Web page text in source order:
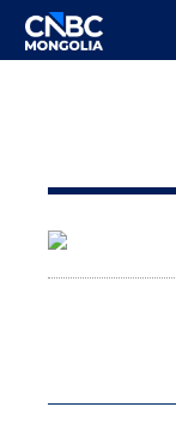
BREAKING